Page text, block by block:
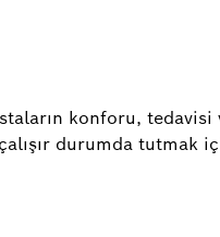
konforu,
durumda tutmak